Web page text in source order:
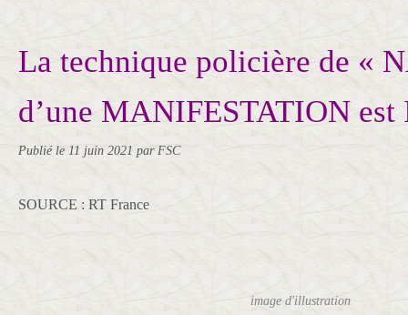
La technique policière de «
d’une MANIFESTATION
Publié le 11 juin 2021 par FSC
SOURCE : RT France
image d'illustration